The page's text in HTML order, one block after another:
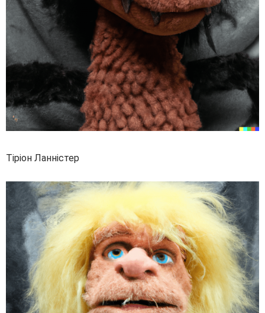
Тіріон Ланністер